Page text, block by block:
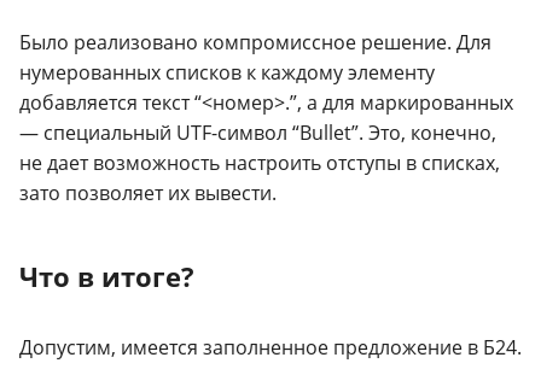
Было реализовано компромиссное решение. Для
нумерованных списков к каждому элементу
добавляется текст “<номер>.”, а для маркированных
— специальный UTF-символ “Bullet”. Это, конечно,
не дает возможность настроить отступы в списках,
зато позволяет их вывести.
Что в итоге?
Допустим, имеется заполненное предложение в Б24.